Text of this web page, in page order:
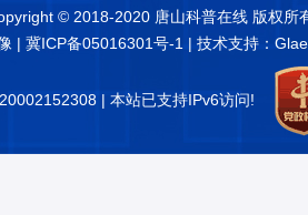
© 2018-2020 唐山科普在线 版权所
| 冀ICP备05016301号-1 | 技术支持：
| 本站已支持IPv6访问!